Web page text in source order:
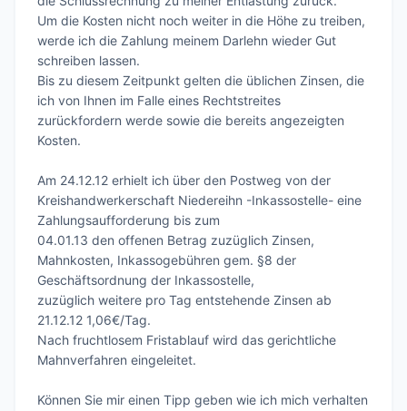
Um die Kosten nicht noch weiter in die Höhe zu treiben,
werde ich die Zahlung meinem Darlehn wieder Gut
schreiben lassen.
Bis zu diesem Zeitpunkt gelten die üblichen Zinsen, die
ich von Ihnen im Falle eines Rechtstreites
zurückfordern werde sowie die bereits angezeigten
Kosten.
Am 24.12.12 erhielt ich über den Postweg von der
Kreishandwerkerschaft Niedereihn -Inkassostelle- eine
Zahlungsaufforderung bis zum
04.01.13 den offenen Betrag zuzüglich Zinsen,
Mahnkosten, Inkassogebühren gem. §8 der
Geschäftsordnung der Inkassostelle,
zuzüglich weitere pro Tag entstehende Zinsen ab
21.12.12 1,06€/Tag.
Nach fruchtlosem Fristablauf wird das gerichtliche
Mahnverfahren eingeleitet.
Können Sie mir einen Tipp geben wie ich mich verhalten